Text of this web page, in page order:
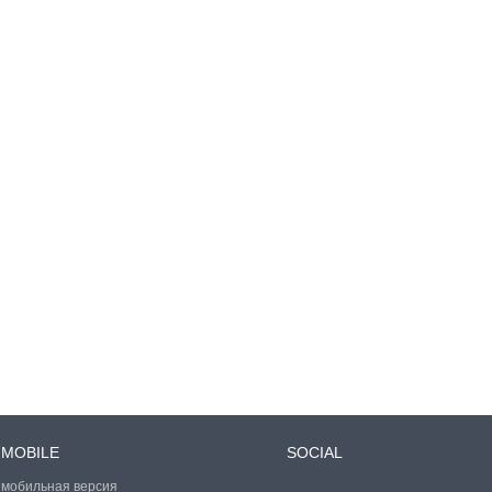
MOBILE
мобильная версия
SOCIAL